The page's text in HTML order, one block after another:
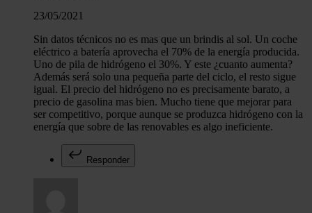
23/05/2021
Sin datos técnicos no es mas que un brindis al sol. Un coche
eléctrico a batería aprovecha el 70% de la energía producida.
Uno de pila de hidrógeno el 30%. Y este ¿cuanto aumenta?
Además será solo una pequeña parte del ciclo, el resto sigue
igual. El precio del hidrógeno no es precisamente barato, a
precio de gasolina mas bien. Mucho tiene que mejorar para
ser competitivo, porque aunque se produzca hidrógeno con la
energía que sobre de las renovables es algo ineficiente.
Responder